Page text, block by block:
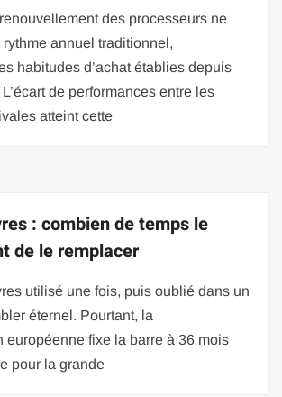
des processeurs ne
annuel traditionnel,
habitudes d’achat établies depuis
de performances entre les
atteint cette
: combien de temps le
de le remplacer
utilisé une fois, puis oublié dans un
éternel. Pourtant, la
européenne fixe la barre à 36 mois
pour la grande